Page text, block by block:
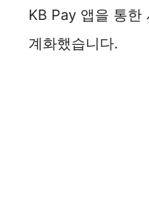
KB Pay 앱을 통한
계화했습니다.